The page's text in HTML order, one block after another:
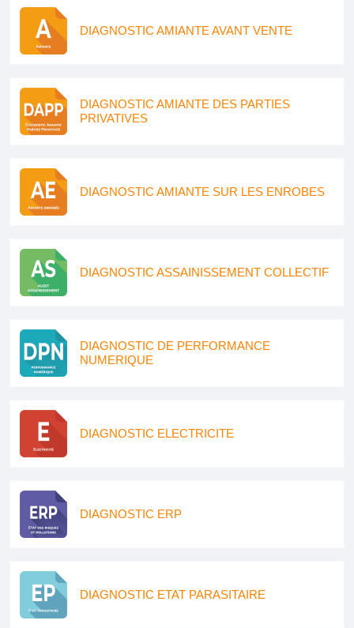
DIAGNOSTIC AMIANTE AVANT VENTE
DIAGNOSTIC AMIANTE DES PARTIES
PRIVATIVES
DIAGNOSTIC AMIANTE SUR LES ENROBES
DIAGNOSTIC ASSAINISSEMENT COLLECTIF
DIAGNOSTIC DE PERFORMANCE
NUMERIQUE
DIAGNOSTIC ELECTRICITE
DIAGNOSTIC ERP
DIAGNOSTIC ETAT PARASITAIRE